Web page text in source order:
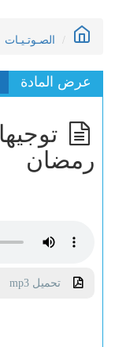
الصـوتـيـات
عرض المادة
رمضان
تحميل mp3